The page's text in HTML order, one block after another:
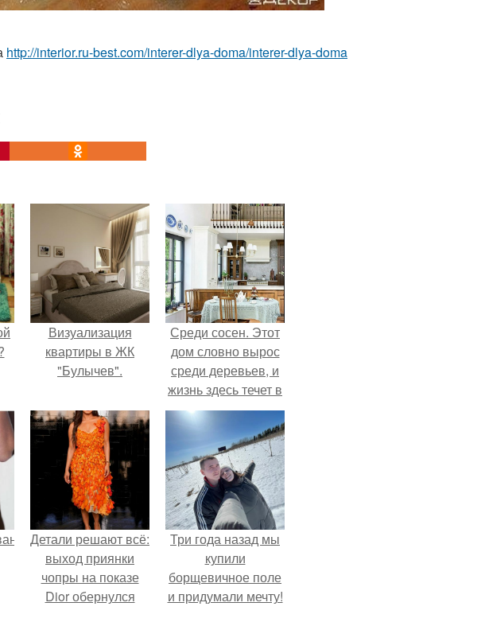
http://interior.ru-best.com/interer-dlya-doma/interer-dlya-doma
Визуализация
квартиры в ЖК
"Булычев".
Среди сосен. Этот
дом словно вырос
среди деревьев, и
жизнь здесь течет в
собственном ритме
- спокойно, без
спешки и лишнего
шума.
Детали решают всё:
выход приянки
чопры на показе
Dior обернулся
Три года назад мы
купили
борщевичное поле
и придумали мечту!